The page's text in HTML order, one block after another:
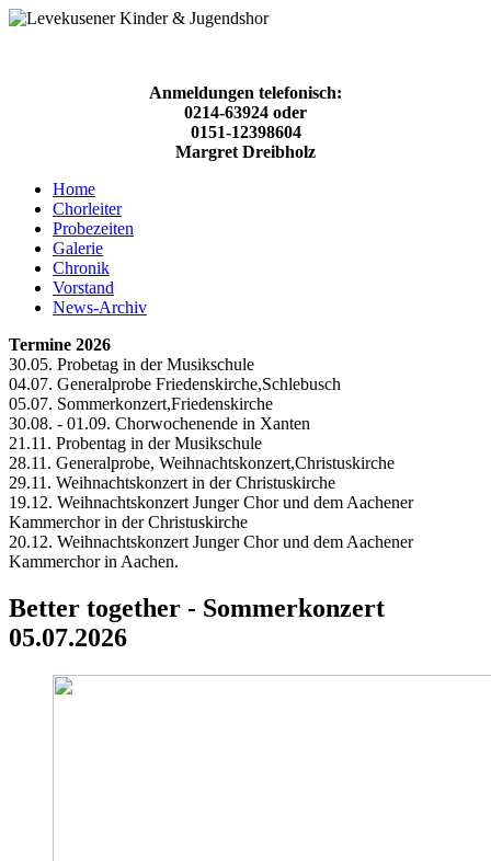
Anmeldungen telefonisch:
0214-63924 oder
0151-12398604
Margret Dreibholz
Home
Chorleiter
Probezeiten
Galerie
Chronik
Vorstand
News-Archiv
Termine 2026
30.05. Probetag in der Musikschule
04.07. Generalprobe Friedenskirche,Schlebusch
05.07. Sommerkonzert,Friedenskirche
30.08. - 01.09. Chorwochenende in Xanten
21.11. Probentag in der Musikschule
28.11. Generalprobe, Weihnachtskonzert,Christuskirche
29.11. Weihnachtskonzert in der Christuskirche
19.12. Weihnachtskonzert Junger Chor und dem Aachener
Kammerchor in der Christuskirche
20.12. Weihnachtskonzert Junger Chor und dem Aachener
Kammerchor in Aachen.
Better together - Sommerkonzert
05.07.2026